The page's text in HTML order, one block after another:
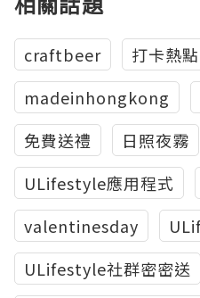
craftbeer
打卡熱點
madeinhongkong
免費送禮
日照夜霧
ULifestyle應用程式
valentinesday
ULifestyle社群密密送